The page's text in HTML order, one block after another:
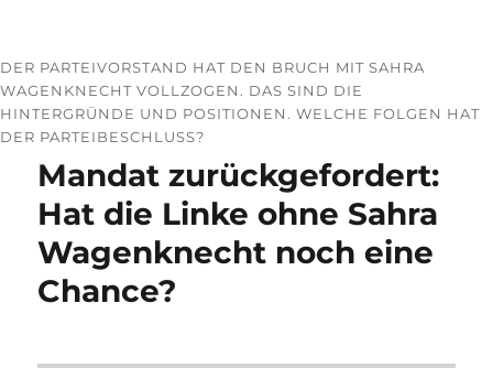
DER PARTEIVORSTAND HAT DEN BRUCH MIT SAHRA
WAGENKNECHT VOLLZOGEN. DAS SIND DIE
HINTERGRÜNDE UND POSITIONEN. WELCHE FOLGEN HAT
DER PARTEIBESCHLUSS?
Mandat zurückgefordert:
Hat die Linke ohne Sahra
Wagenknecht noch eine
Chance?